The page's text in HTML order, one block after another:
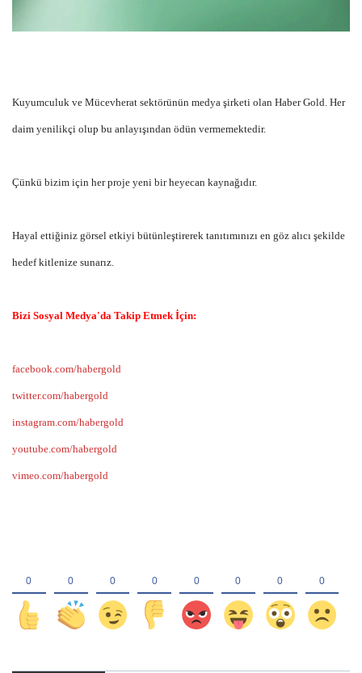
Kuyumculuk ve Mücevherat sektörünün medya şirketi olan Haber Gold. Her
daim yenilikçi olup bu anlayışından ödün vermemektedir.
Çünkü bizim için her proje yeni bir heyecan kaynağıdır.
Hayal ettiğiniz görsel etkiyi bütünleştirerek tanıtımınızı en göz alıcı şekilde
hedef kitlenize sunarız.
Bizi Sosyal Medya'da Takip Etmek İçin:
facebook.com/habergold
twitter.com/habergold
instagram.com/habergold
youtube.com/habergold
vimeo.com/habergold